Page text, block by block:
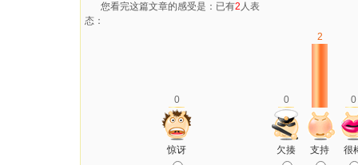
您看完这篇文章的感受是：已有2 人表
态：
0 0
2
0
惊讶 欠揍 支持 很